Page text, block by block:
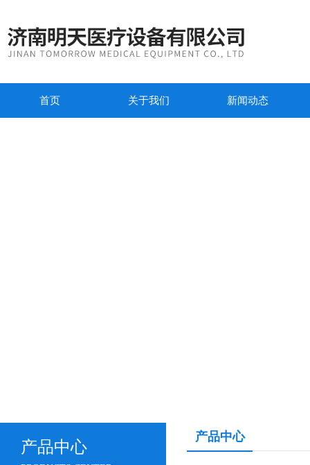
首页 关于我们 新闻动态
产品中心
产品中心